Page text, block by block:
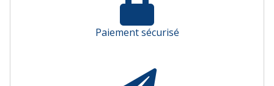
Paiement sécurisé